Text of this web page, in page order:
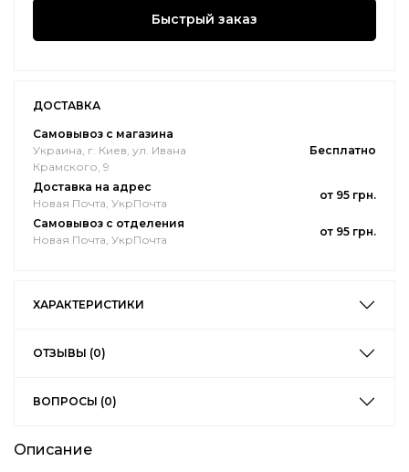
Быстрый заказ
ДОСТАВКА
Самовывоз с магазина
Украина, г. Киев, ул. Ивана
Крамского, 9
Бесплатно
Доставка на адрес
Новая Почта, УкрПочта
от 95 грн.
Самовывоз с отделения
Новая Почта, УкрПочта
от 95 грн.
ХАРАКТЕРИСТИКИ
ОТЗЫВЫ (0)
ВОПРОСЫ (0)
Описание